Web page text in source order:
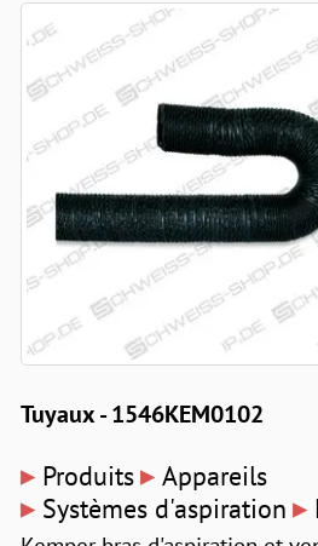
Tuyaux - 1546KEM0102
▸ Produits▸ Appareils
▸ Systèmes d'aspiration ▸